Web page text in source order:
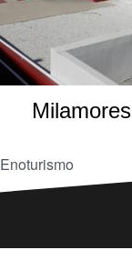
Milamores
Enoturismo